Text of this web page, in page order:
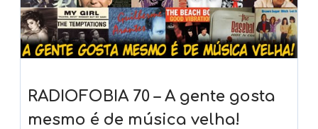
RADIOFOBIA 70 – A gente gosta
mesmo é de música velha!